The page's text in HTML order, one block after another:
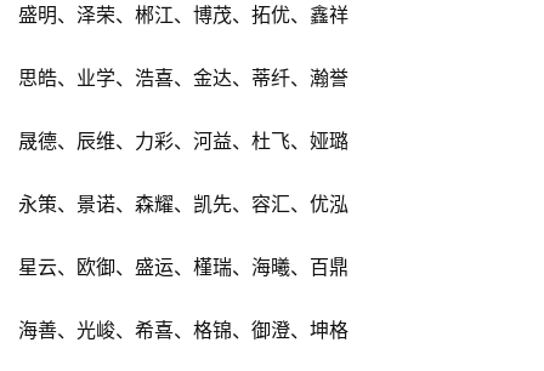
盛明、泽荣、郴江、博茂、拓优、鑫祥
思皓、业学、浩喜、金达、蒂纤、瀚誉
晟德、辰维、力彩、河益、杜飞、娅璐
永策、景诺、森耀、凯先、容汇、优泓
星云、欧御、盛运、槿瑞、海曦、百鼎
海善、光峻、希喜、格锦、御澄、坤格